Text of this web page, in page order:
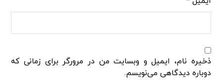
ذخیره نام، ایمیل و وبسایت من در مرورگر برای زمانی که
دوباره دیدگاهی می‌نویسم.